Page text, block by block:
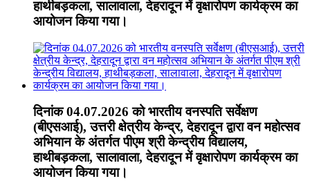
हाथीबड़कला, सालावाला, देहरादून में वृक्षारोपण कार्यक्रम का
आयोजन किया गया।
दिनांक 04.07.2026 को भारतीय वनस्पति सर्वेक्षण
(बीएसआई), उत्तरी क्षेत्रीय केन्द्र, देहरादून द्वारा वन महोत्सव
अभियान के अंतर्गत पीएम श्री केन्द्रीय विद्यालय,
हाथीबड़कला, सालावाला, देहरादून में वृक्षारोपण कार्यक्रम का
आयोजन किया गया।